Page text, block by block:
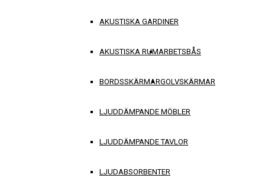
AKUSTISKA GARDINER
AKUSTISKA RUMARBETSBÅS
BORDSSKÄRMARGOLVSKÄRMAR
LJUDDÄMPANDE MÖBLER
LJUDDÄMPANDE TAVLOR
LJUDABSORBENTER